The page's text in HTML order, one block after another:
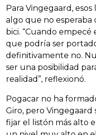
Para Vingegaard,
algo que no
bici. “Cuando empecé
que podría ser
definitivamente no.
ser una posibilidad
realidad”, reflexionó.
Pogacar no ha
Giro, pero Vingegaard
fijar el listón más alto